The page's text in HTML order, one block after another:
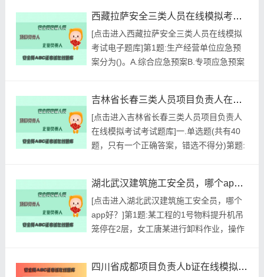
由()规定A.统筹地区工会组织B.统筹地区社
会保险行政部门C.省.自治区.直辖市人民政
府D.国务院社会保险行政部门参考答案:查
看最佳答...
西藏拉萨安全三类人员在线模拟考试电子题库
[点击进入西藏拉萨安全三类人员在线模拟
考试电子题库]第1题:生产经营单位应急预
案分为()。A.综合应急预案B.专项应急预案
搭设，下列说法正确的是()。A.防护栏杆应
由上.下两道横杆及立杆组成B.上杆距地面
高度应为1.2米，下杆应在上杆和挡脚板中
间设...
吉林省长春三类人员项目负责人在线模拟考试考试题库
[点击进入吉林省长春三类人员项目负责人
在线模拟考试考试题库]一.单选题(共有40
题，只有一个正确答案，错选不得分)第题:
求，由有关部门或人员分步进行检查、验
收，合格后方可投入使用。A.施工图B.安全
管理协议C.应急预案D.安全施工计划正确答
案:查看最佳答...
湖北武汉建筑施工安全员，哪个app好？
[点击进入湖北武汉建筑施工安全员，哪个
app好？]第1题:某工程的1号物料提升机吊
笼停在2层，女工唐某进行卸料作业，操作
开动了正在卸料的1号提升机；唐某正跨于四川省成都项目负责人b证在线模拟，报考条件有哪些？